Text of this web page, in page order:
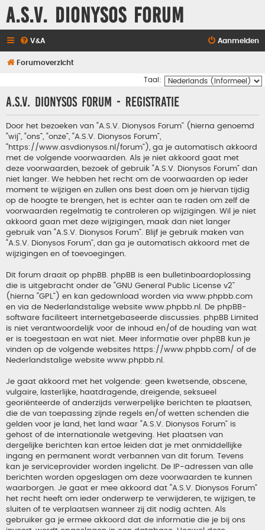
A.S.V. Dionysos Forum
V&A Aanmelden
Forumoverzicht
Taal:
A.S.V. Dionysos Forum - Registratie
Door het bezoeken van “A.S.V. Dionysos Forum” (hierna genoemd
“wij”, “ons”, “onze”, “A.S.V. Dionysos Forum”,
“https://www.asvdionysos.nl/forum”), ga je automatisch akkoord
met de volgende voorwaarden. Als je niet akkoord gaat met
deze voorwaarden, bezoek of gebruik “A.S.V. Dionysos Forum” dan
niet langer. We hebben het recht om de voorwaarden op ieder
moment te wijzigen en zullen ons best doen om je hiervan tijdig
op de hoogte te brengen, het is echter aan te raden om zelf de
voorwaarden regelmatig te controleren op wijzigingen. Wil je niet
akkoord gaan met deze wijzigingen, maak dan niet langer
gebruik van “A.S.V. Dionysos Forum”. Blijf je gebruik maken van
“A.S.V. Dionysos Forum”, dan ga je automatisch akkoord met de
wijzigingen en of toevoegingen.
Dit forum draait op phpBB. phpBB is een bulletinboardoplossing
die is uitgebracht onder de “GNU General Public License v2”
(hierna “GPL”) en kan gedownload worden via www.phpbb.com
en via de Nederlandstalige website www.phpbb.nl . De phpBB-
software faciliteert internetgebaseerde discussies. phpBB Limited
is niet verantwoordelijk voor de inhoud en/of de houding van wat
er is toegestaan en wat niet. Meer informatie over phpBB kun je
vinden op de volgende websites https://www.phpbb.com/ of de
Nederlandstalige website www.phpbb.nl
Je gaat akkoord met het volgende: geen kwetsende, obscene,
vulgaire, lasterlijke, haatdragende, dreigende, seksueel
georiënteerde of anderzijds verwerpelijke berichten te plaatsen,
die de van toepassing zijnde regels en/of wetten schenden die
gelden voor je land, het land waar “A.S.V. Dionysos Forum” is
gehost of de internationale wetgeving. Het plaatsen van
dergelijke berichten kan ertoe leiden dat je met onmiddellijke
ingang en permanent wordt verbannen van dit forum. Tevens
kan je serviceprovider worden ingelicht. De IP-adressen van alle
berichten worden opgeslagen om deze voorwaarden te kunnen
waarborgen. Je gaat er mee akkoord dat “A.S.V. Dionysos Forum”
het recht heeft om ieder onderwerp te verwijderen, te wijzigen, te
sluiten of te verplaatsen wanneer zij dit nodig achten. Als
gebruiker ga je ermee akkoord dat de informatie die je bij ons